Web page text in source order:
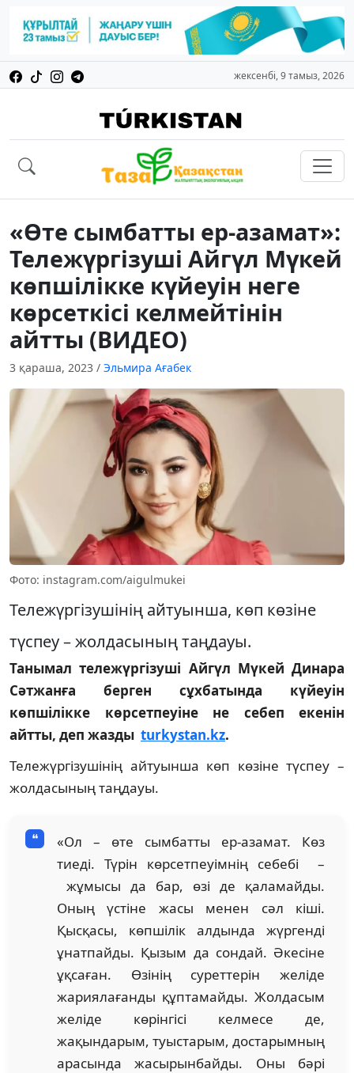
жексенбі, 9 тамыз, 2026
«Өте сымбатты ер-азамат»:
Тележүргізуші Айгүл Мүкей
көпшілікке күйеуін неге
көрсеткісі келмейтінін
айтты (ВИДЕО)
3 қараша, 2023 / Эльмира Ағабек
Фото: instagram.com/aigulmukei
Тележүргізушінің айтуынша, көп көзіне
түспеу – жолдасының таңдауы.
Танымал тележүргізуші Айгүл Мүкей Динара
Сәтжанға берген сұхбатында күйеуін
көпшілікке көрсетпеуіне не себеп екенін
айтты, деп жазды turkystan.kz.
Тележүргізушінің айтуынша көп көзіне түспеу –
жолдасының таңдауы.
«Ол – өте сымбатты ер-азамат. Көз
тиеді. Түрін көрсетпеуімнің себебі –
жұмысы да бар, өзі де қаламайды.
Оның үстіне жасы менен сәл кіші.
Қысқасы, көпшілік алдында жүргенді
ұнатпайды. Қызым да сондай. Әкесіне
ұқсаған. Өзінің суреттерін желіде
жариялағанды құптамайды. Жолдасым
желіде көрінгісі келмесе де,
жақындарым, туыстарым, достарымның
арасында жасырынбайды. Оны бәрі